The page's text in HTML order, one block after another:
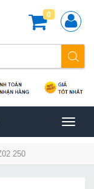
0
250